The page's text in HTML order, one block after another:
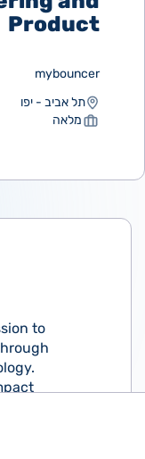
Product
mybouncer
תל אביב - יפו
מלאה
to
of
to